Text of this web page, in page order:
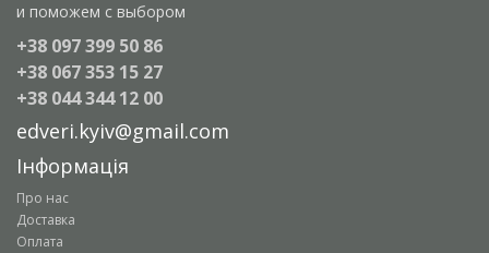
и поможем с выбором
+38 097 399 50 86
+38 067 353 15 27
+38 044 344 12 00
edveri.kyiv@gmail.com
Інформація
Про нас
Доставка
Оплата